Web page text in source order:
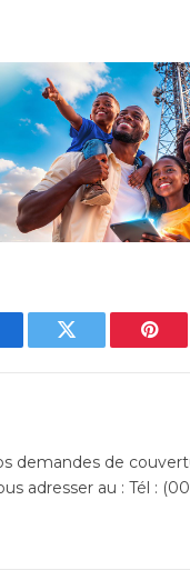
Twitter
demandes de
adresser au : Tél :